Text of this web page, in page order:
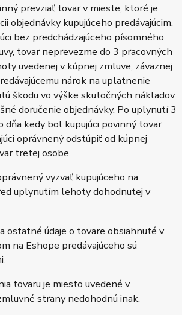
prevziať tovar v mieste, ktoré je
objednávky kupujúceho predávajúcim.
bez predchádzajúceho písomného
tovar neprevezme do 3 pracovných
uvedenej v kúpnej zmluve, záväznej
nárok na uplatnenie
škodu vo výške skutočných nákladov
doručenie objednávky. Po uplynutí 3
dňa kedy bol kupujúci povinný tovar
oprávnený odstúpiť od kúpnej
tretej osobe.
vyzvať kupujúceho na
uplynutím lehoty dohodnutej v
ostatné údaje o tovare obsiahnuté v
na Eshope predávajúceho sú
tovaru je miesto uvedené v
strany nedohodnú inak.